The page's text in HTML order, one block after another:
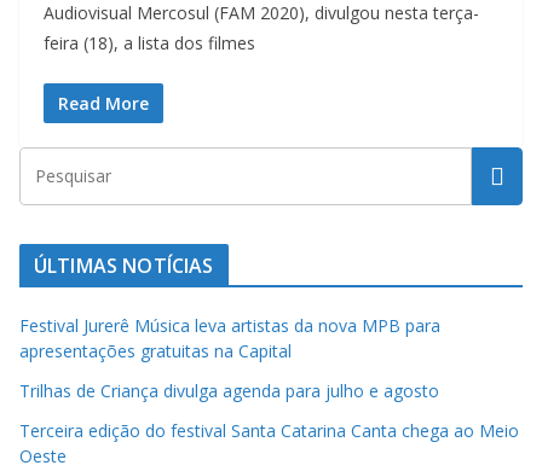
Audiovisual Mercosul (FAM 2020), divulgou nesta terça-
feira (18), a lista dos filmes
Read More
ÚLTIMAS NOTÍCIAS
Festival Jurerê Música leva artistas da nova MPB para
apresentações gratuitas na Capital
Trilhas de Criança divulga agenda para julho e agosto
Terceira edição do festival Santa Catarina Canta chega ao Meio
Oeste